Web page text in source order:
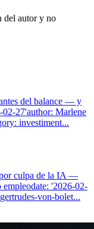
del autor y no
del balance — y
02-27'author: Marlene
investiment...
por culpa de la IA —
empleodate: '2026-02-
von-bolet...